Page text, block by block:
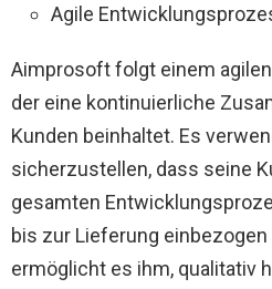
Agile
Aimprosoft folgt einem
der eine kontinuierliche
Kunden beinhaltet. Es
sicherzustellen, dass seine
gesamten
bis zur Lieferung
ermöglicht es ihm, qualitativ